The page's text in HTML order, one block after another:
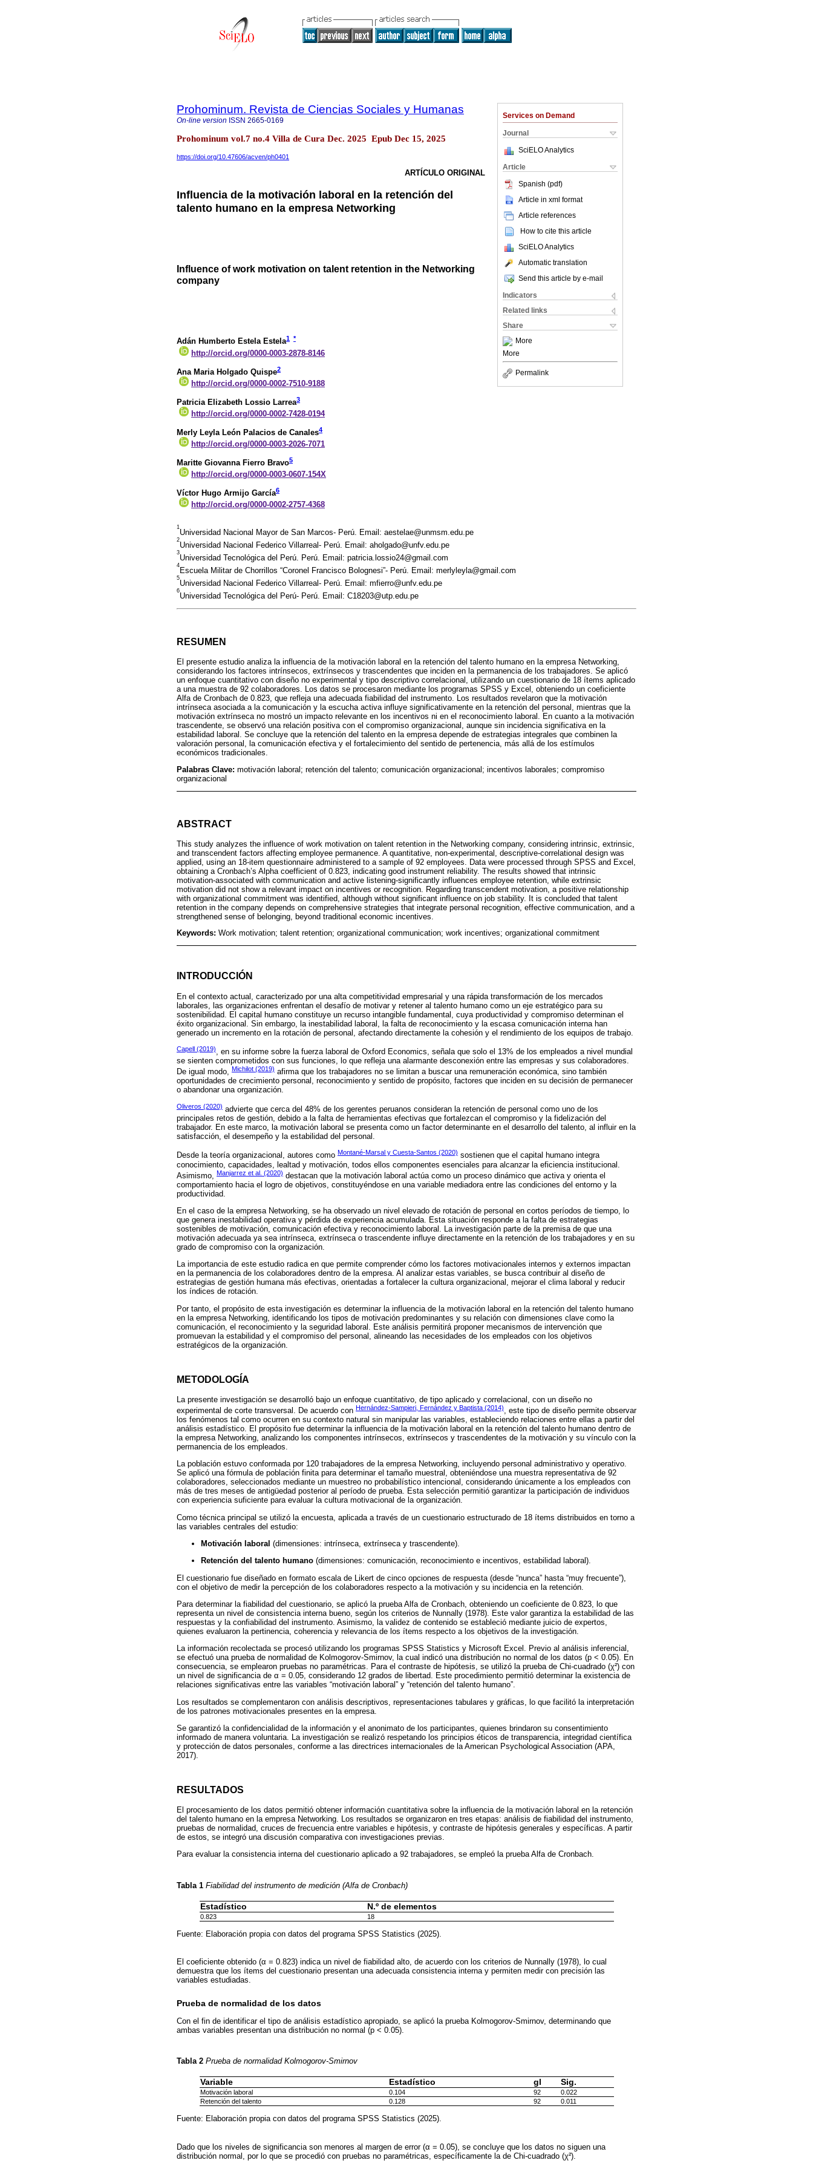
Services on Demand
Journal
SciELO Analytics
Article
Spanish (pdf)
Article in xml format
Article references
How to cite this article
SciELO Analytics
Automatic translation
Send this article by e-mail
Indicators
Related links
Share
More
More
Permalink
Prohominum. Revista de Ciencias Sociales y Humanas
On-line version ISSN 2665-0169
Prohominum vol.7 no.4 Villa de Cura Dec. 2025 Epub Dec 15, 2025
https://doi.org/10.47606/acven/ph0401
ARTÍCULO ORIGINAL
Influencia de la motivación laboral en la retención del
talento humano en la empresa Networking
Influence of work motivation on talent retention in the Networking
company
Adán Humberto Estela Estela1 *
http://orcid.org/0000-0003-2878-8146
Ana Maria Holgado Quispe2
http://orcid.org/0000-0002-7510-9188
Patricia Elizabeth Lossio Larrea3
http://orcid.org/0000-0002-7428-0194
Merly Leyla León Palacios de Canales4
http://orcid.org/0000-0003-2026-7071
Maritte Giovanna Fierro Bravo5
http://orcid.org/0000-0003-0607-154X
Víctor Hugo Armijo García6
http://orcid.org/0000-0002-2757-4368
1
Universidad Nacional Mayor de San Marcos- Perú. Email: aestelae@unmsm.edu.pe
2
Universidad Nacional Federico Villarreal- Perú. Email: aholgado@unfv.edu.pe
3
Universidad Tecnológica del Perú. Perú. Email: patricia.lossio24@gmail.com
4
Escuela Militar de Chorrillos “Coronel Francisco Bolognesi”- Perú. Email: merlyleyla@gmail.com
5
Universidad Nacional Federico Villarreal- Perú. Email: mfierro@unfv.edu.pe
6
Universidad Tecnológica del Perú- Perú. Email: C18203@utp.edu.pe
RESUMEN
El presente estudio analiza la influencia de la motivación laboral en la retención del talento humano en la empresa Networking,
considerando los factores intrínsecos, extrínsecos y trascendentes que inciden en la permanencia de los trabajadores. Se aplicó
un enfoque cuantitativo con diseño no experimental y tipo descriptivo correlacional, utilizando un cuestionario de 18 ítems aplicado
a una muestra de 92 colaboradores. Los datos se procesaron mediante los programas SPSS y Excel, obteniendo un coeficiente
Alfa de Cronbach de 0.823, que refleja una adecuada fiabilidad del instrumento. Los resultados revelaron que la motivación
intrínseca asociada a la comunicación y la escucha activa influye significativamente en la retención del personal, mientras que la
motivación extrínseca no mostró un impacto relevante en los incentivos ni en el reconocimiento laboral. En cuanto a la motivación
trascendente, se observó una relación positiva con el compromiso organizacional, aunque sin incidencia significativa en la
estabilidad laboral. Se concluye que la retención del talento en la empresa depende de estrategias integrales que combinen la
valoración personal, la comunicación efectiva y el fortalecimiento del sentido de pertenencia, más allá de los estímulos
económicos tradicionales.
Palabras Clave: motivación laboral; retención del talento; comunicación organizacional; incentivos laborales; compromiso
organizacional
ABSTRACT
This study analyzes the influence of work motivation on talent retention in the Networking company, considering intrinsic, extrinsic,
and transcendent factors affecting employee permanence. A quantitative, non-experimental, descriptive-correlational design was
applied, using an 18-item questionnaire administered to a sample of 92 employees. Data were processed through SPSS and Excel,
obtaining a Cronbach’s Alpha coefficient of 0.823, indicating good instrument reliability. The results showed that intrinsic
motivation-associated with communication and active listening-significantly influences employee retention, while extrinsic
motivation did not show a relevant impact on incentives or recognition. Regarding transcendent motivation, a positive relationship
with organizational commitment was identified, although without significant influence on job stability. It is concluded that talent
retention in the company depends on comprehensive strategies that integrate personal recognition, effective communication, and a
strengthened sense of belonging, beyond traditional economic incentives.
Keywords: Work motivation; talent retention; organizational communication; work incentives; organizational commitment
INTRODUCCIÓN
En el contexto actual, caracterizado por una alta competitividad empresarial y una rápida transformación de los mercados
laborales, las organizaciones enfrentan el desafío de motivar y retener al talento humano como un eje estratégico para su
sostenibilidad. El capital humano constituye un recurso intangible fundamental, cuya productividad y compromiso determinan el
éxito organizacional. Sin embargo, la inestabilidad laboral, la falta de reconocimiento y la escasa comunicación interna han
generado un incremento en la rotación de personal, afectando directamente la cohesión y el rendimiento de los equipos de trabajo.
Capell (2019), en su informe sobre la fuerza laboral de Oxford Economics, señala que solo el 13% de los empleados a nivel mundial
se sienten comprometidos con sus funciones, lo que refleja una alarmante desconexión entre las empresas y sus colaboradores.
De igual modo, Michilot (2019) afirma que los trabajadores no se limitan a buscar una remuneración económica, sino también
oportunidades de crecimiento personal, reconocimiento y sentido de propósito, factores que inciden en su decisión de permanecer
o abandonar una organización.
Oliveros (2020) advierte que cerca del 48% de los gerentes peruanos consideran la retención de personal como uno de los
principales retos de gestión, debido a la falta de herramientas efectivas que fortalezcan el compromiso y la fidelización del
trabajador. En este marco, la motivación laboral se presenta como un factor determinante en el desarrollo del talento, al influir en la
satisfacción, el desempeño y la estabilidad del personal.
Desde la teoría organizacional, autores como Montané-Marsal y Cuesta-Santos (2020) sostienen que el capital humano integra
conocimiento, capacidades, lealtad y motivación, todos ellos componentes esenciales para alcanzar la eficiencia institucional.
Asimismo, Manjarrez et al. (2020) destacan que la motivación laboral actúa como un proceso dinámico que activa y orienta el
comportamiento hacia el logro de objetivos, constituyéndose en una variable mediadora entre las condiciones del entorno y la
productividad.
En el caso de la empresa Networking, se ha observado un nivel elevado de rotación de personal en cortos períodos de tiempo, lo
que genera inestabilidad operativa y pérdida de experiencia acumulada. Esta situación responde a la falta de estrategias
sostenibles de motivación, comunicación efectiva y reconocimiento laboral. La investigación parte de la premisa de que una
motivación adecuada ya sea intrínseca, extrínseca o trascendente influye directamente en la retención de los trabajadores y en su
grado de compromiso con la organización.
La importancia de este estudio radica en que permite comprender cómo los factores motivacionales internos y externos impactan
en la permanencia de los colaboradores dentro de la empresa. Al analizar estas variables, se busca contribuir al diseño de
estrategias de gestión humana más efectivas, orientadas a fortalecer la cultura organizacional, mejorar el clima laboral y reducir
los índices de rotación.
Por tanto, el propósito de esta investigación es determinar la influencia de la motivación laboral en la retención del talento humano
en la empresa Networking, identificando los tipos de motivación predominantes y su relación con dimensiones clave como la
comunicación, el reconocimiento y la seguridad laboral. Este análisis permitirá proponer mecanismos de intervención que
promuevan la estabilidad y el compromiso del personal, alineando las necesidades de los empleados con los objetivos
estratégicos de la organización.
METODOLOGÍA
La presente investigación se desarrolló bajo un enfoque cuantitativo, de tipo aplicado y correlacional, con un diseño no
experimental de corte transversal. De acuerdo con Hernández-Sampieri, Fernández y Baptista (2014), este tipo de diseño permite observar
los fenómenos tal como ocurren en su contexto natural sin manipular las variables, estableciendo relaciones entre ellas a partir del
análisis estadístico. El propósito fue determinar la influencia de la motivación laboral en la retención del talento humano dentro de
la empresa Networking, analizando los componentes intrínsecos, extrínsecos y trascendentes de la motivación y su vínculo con la
permanencia de los empleados.
La población estuvo conformada por 120 trabajadores de la empresa Networking, incluyendo personal administrativo y operativo.
Se aplicó una fórmula de población finita para determinar el tamaño muestral, obteniéndose una muestra representativa de 92
colaboradores, seleccionados mediante un muestreo no probabilístico intencional, considerando únicamente a los empleados con
más de tres meses de antigüedad posterior al período de prueba. Esta selección permitió garantizar la participación de individuos
con experiencia suficiente para evaluar la cultura motivacional de la organización.
Como técnica principal se utilizó la encuesta, aplicada a través de un cuestionario estructurado de 18 ítems distribuidos en torno a
las variables centrales del estudio:
Motivación laboral (dimensiones: intrínseca, extrínseca y trascendente).
Retención del talento humano (dimensiones: comunicación, reconocimiento e incentivos, estabilidad laboral).
El cuestionario fue diseñado en formato escala de Likert de cinco opciones de respuesta (desde “nunca” hasta “muy frecuente”),
con el objetivo de medir la percepción de los colaboradores respecto a la motivación y su incidencia en la retención.
Para determinar la fiabilidad del cuestionario, se aplicó la prueba Alfa de Cronbach, obteniendo un coeficiente de 0.823, lo que
representa un nivel de consistencia interna bueno, según los criterios de Nunnally (1978). Este valor garantiza la estabilidad de las
respuestas y la confiabilidad del instrumento. Asimismo, la validez de contenido se estableció mediante juicio de expertos,
quienes evaluaron la pertinencia, coherencia y relevancia de los ítems respecto a los objetivos de la investigación.
La información recolectada se procesó utilizando los programas SPSS Statistics y Microsoft Excel. Previo al análisis inferencial,
se efectuó una prueba de normalidad de Kolmogorov-Smirnov, la cual indicó una distribución no normal de los datos (p < 0.05). En
consecuencia, se emplearon pruebas no paramétricas. Para el contraste de hipótesis, se utilizó la prueba de Chi-cuadrado (χ²) con
un nivel de significancia de α = 0.05, considerando 12 grados de libertad. Este procedimiento permitió determinar la existencia de
relaciones significativas entre las variables “motivación laboral” y “retención del talento humano”.
Los resultados se complementaron con análisis descriptivos, representaciones tabulares y gráficas, lo que facilitó la interpretación
de los patrones motivacionales presentes en la empresa.
Se garantizó la confidencialidad de la información y el anonimato de los participantes, quienes brindaron su consentimiento
informado de manera voluntaria. La investigación se realizó respetando los principios éticos de transparencia, integridad científica
y protección de datos personales, conforme a las directrices internacionales de la American Psychological Association (APA,
2017).
RESULTADOS
El procesamiento de los datos permitió obtener información cuantitativa sobre la influencia de la motivación laboral en la retención
del talento humano en la empresa Networking. Los resultados se organizaron en tres etapas: análisis de fiabilidad del instrumento,
pruebas de normalidad, cruces de frecuencia entre variables e hipótesis, y contraste de hipótesis generales y específicas. A partir
de estos, se integró una discusión comparativa con investigaciones previas.
Para evaluar la consistencia interna del cuestionario aplicado a 92 trabajadores, se empleó la prueba Alfa de Cronbach.
Tabla 1 Fiabilidad del instrumento de medición (Alfa de Cronbach)
Estadístico N.º de elementos
0.823 18
Fuente: Elaboración propia con datos del programa SPSS Statistics (2025).
El coeficiente obtenido (α = 0.823) indica un nivel de fiabilidad alto, de acuerdo con los criterios de Nunnally (1978), lo cual
demuestra que los ítems del cuestionario presentan una adecuada consistencia interna y permiten medir con precisión las
variables estudiadas.
Prueba de normalidad de los datos
Con el fin de identificar el tipo de análisis estadístico apropiado, se aplicó la prueba Kolmogorov-Smirnov, determinando que
ambas variables presentan una distribución no normal (p < 0.05).
Tabla 2 Prueba de normalidad Kolmogorov-Smirnov
Variable Estadístico gl Sig.
Motivación laboral 0.104 92
0.022
Retención del talento
0.128 92 0.011
Fuente: Elaboración propia con datos del programa SPSS Statistics (2025).
Dado que los niveles de significancia son menores al margen de error (α = 0.05), se concluye que los datos no siguen una
distribución normal, por lo que se procedió con pruebas no paramétricas, específicamente la de Chi-cuadrado (χ²).